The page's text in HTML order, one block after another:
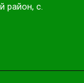
район, с.